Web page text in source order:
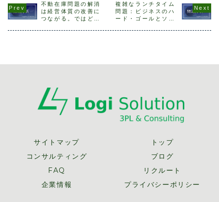
16.9％、その他
（包装費、荷役
費、物流管理費）
が28.0％と、輸送
分では正しいと思
ってデータ分析を
していても、些細
な集計ミスや異常
シミュレーション
を取り上げ、紹介
しました。これら
の手法では、まず
で輸配送費
なウエイト
ることから
不動在庫問題の解消
は経営体質の改善に
つながる。ではどう
複雑なランチタイム
問題：ビジネスのハ
ード・ゴールとソフ
サイトマップ
トップ
コンサルティング
ブログ
FAQ
リクルート
企業情報
プライバシーポリシー